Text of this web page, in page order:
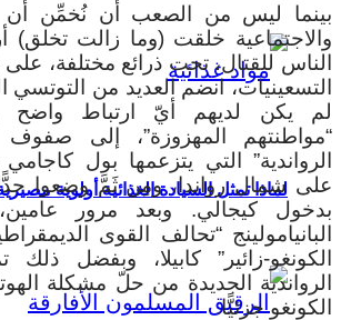
لماذا تمثل السيادة الغذائية أولوية مصيرية
بينما ليس من الصعب أن نُخمِّن أن
والاجتماعية خلقت (وما زالت تخلق)
الناس للقتال، تحت ذرائع مختلفة،
التسعينيات، انضم العديد من التوتسي
لم يكن لديهم أيّ ارتباط واضح
“مواطنتهم المهزوزة”، إلى صفوف
الرواندية” التي يتزعمها بول
على شمال رواندا، ومِن ثَمَّ وضعوا حدًّا
بدخول كيجالي. وبعد مرور
البانيامولينج “تحالف القوى
الكونغو-زائير” كابيلا، وبفضل
الرواندية الجديدة من حلّ مشكلة
الكونغو جزئيًّا.